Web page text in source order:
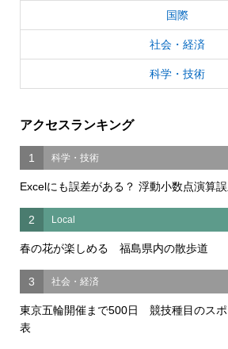
国際
社会・経済
科学・技術
アクセスランキング
1 科学・技術
Excelにも誤差がある？ 浮動小数点演算
2 Local
春の花が楽しめる 福島県内の散歩道
3 社会・経済
東京五輪開催まで500日 競技種目のス
表